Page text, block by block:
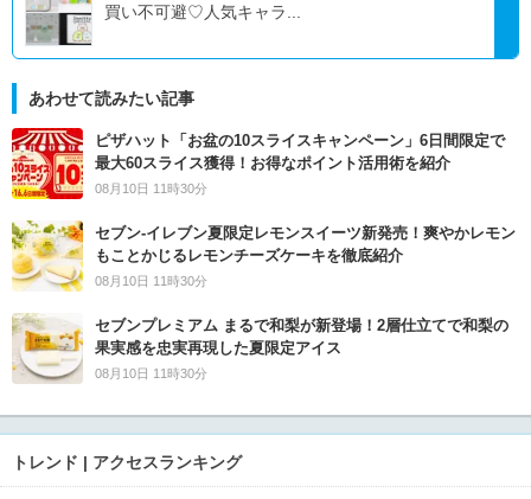
買い不可避♡人気キャラ...
あわせて読みたい記事
ピザハット「お盆の10スライスキャンペーン」6日間限定で
最大60スライス獲得！お得なポイント活用術を紹介
08月10日 11時30分
セブン‐イレブン夏限定レモンスイーツ新発売！爽やかレモン
もことかじるレモンチーズケーキを徹底紹介
08月10日 11時30分
セブンプレミアム まるで和梨が新登場！2層仕立てで和梨の
果実感を忠実再現した夏限定アイス
08月10日 11時30分
トレンド | アクセスランキング